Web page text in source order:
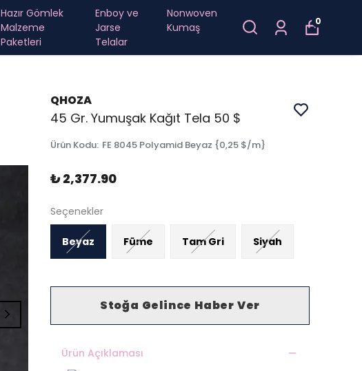
Hazır Gömlek
Malzeme
Paketleri
Enboy ve
Jarse
Telalar
Nonwoven
Kumaş
0
QHOZA
45 Gr. Yumuşak Kağıt Tela 50 $
Ürün Kodu: FE 8045 Polyamid Beyaz {0,25 $/m}
₺ 2,377.90
Seçenekler
Beyaz Füme Tam Gri Siyah
Stoğa Gelince Haber Ver
Ürün Açıklaması